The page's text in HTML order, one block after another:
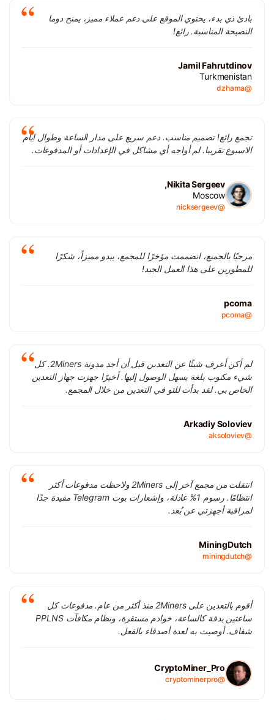
بادئ ذي بدء، يحتوي الموقع على دعم عملاء مميز، يمنح دوما
النصيحة المناسبة. رائع!
Jamil Fahrutdinov
Turkmenistan
@dzhama
تجمع رائع! تصميم مناسب. دعم سريع على مدار الساعة وطوال ايام
الاسبوع تقريبا. لم أواجه أي مشاكل في الإعدادات أو المدفوعات.
Nikita Sergeev,
Moscow
@nicksergeev
مرحبًا بالجميع، انضممت مؤخرًا للمجمع، يبدو مميزاً، شكرًا
للمطورين على هذا العمل الجيد!
pcoma
@pcoma
لم أكن أعرف شيئًا عن التعدين قبل أن أجد مدونة 2Miners. كل
شيء مكتوب بلغة يسهل الوصول إليها. أخيرًا جهزت جهاز التعدين
الخاص بي. لقد بدأت للتو في التعدين من خلال المجمع.
Arkadiy Soloviev
@aksoloviev
انتقلت من مجمع آخر إلى 2Miners ولاحظت مدفوعات أكثر
انتظامًا. رسوم 1% عادلة، وإشعارات بوت Telegram مفيدة جدًا
لمراقبة أجهزتي عن بُعد.
MiningDutch
@miningdutch
أقوم بالتعدين على 2Miners منذ أكثر من عام. مدفوعات كل
ساعتين بدقة كالساعة، خوادم مستقرة، ونظام مكافآت PPLNS
شفاف. أوصيت به لعدة أصدقاء بالفعل.
CryptoMiner_Pro
@cryptominerpro